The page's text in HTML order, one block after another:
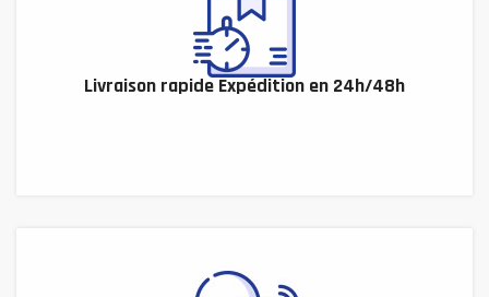
Livraison rapide Expédition en 24h/48h